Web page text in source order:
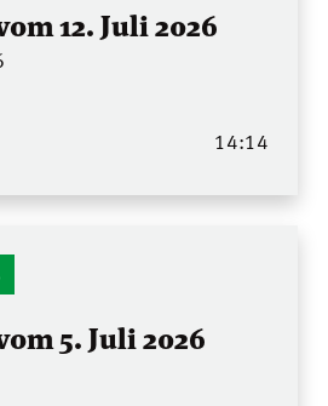
12. Juli 2026
14:14
5. Juli 2026